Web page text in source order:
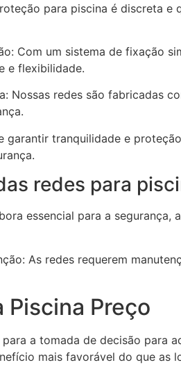
para piscina é discreta
Com um sistema de fixação
e flexibilidade.
Nossas redes são fabricadas
garantir tranquilidade e
redes para
essencial para a
As redes requerem
Piscina Preço
a tomada de decisão para
mais favorável do que as